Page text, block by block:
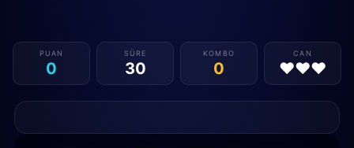
PUAN
0
SÜRE
30
KOMBO
0
CAN
♥♥♥